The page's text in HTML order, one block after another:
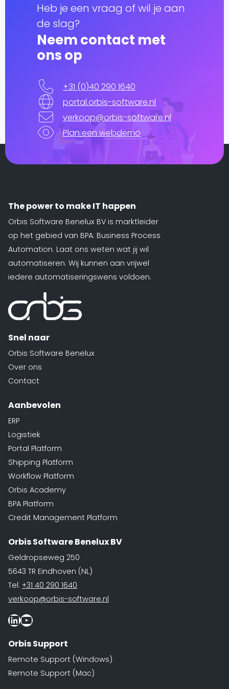
Heb je een vraag of wil je aan
de slag?
Neem contact met
ons op
+31 (0)40 290 1640
portal.orbis-software.nl
verkoop@orbis-software.nl
Plan een webdemo
The power to make IT happen
Orbis Software Benelux BV is marktleider
op het gebied van BPA: Business Process
Automation. Laat ons weten wat jij wil
automatiseren. Wij kunnen aan vrijwel
iedere automatiseringswens voldoen.
Snel naar
Orbis Software Benelux
Over ons
Contact
Aanbevolen
ERP
Logistiek
Portal Platform
Shipping Platform
Workflow Platform
Orbis Academy
BPA Platform
Credit Management Platform
Orbis Software Benelux BV
Geldropseweg 250
5643 TR Eindhoven (NL)
Tel: +31 40 290 1640
verkoop@orbis-software.nl
LinkedIn
Youtube
Orbis Support
Remote Support (Windows)
Remote Support (Mac)